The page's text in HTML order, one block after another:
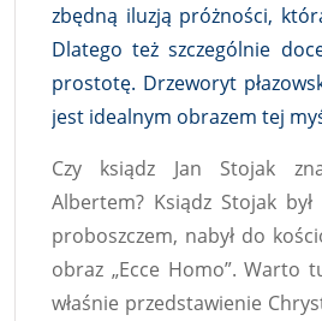
zbędną iluzją próżności,
Dlatego też szczególnie
prostotę. Drzeworyt
jest idealnym obrazem tej
Czy ksiądz Jan Stojak
Albertem? Ksiądz Stojak
proboszczem, nabył do
obraz „Ecce Homo”. Warto
właśnie przedstawienie